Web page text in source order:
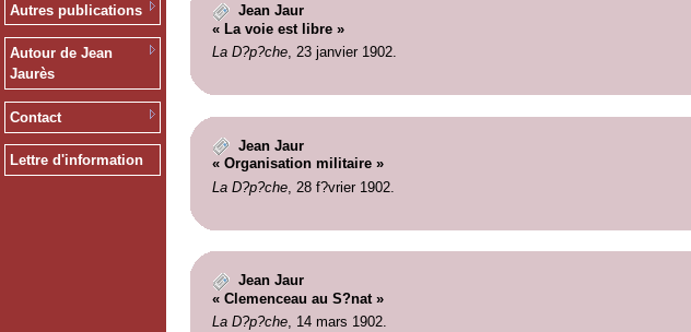
Autres publications
Autour de Jean
Jaurès
Contact
Lettre d'information
Jean Jaur
« La voie est libre »
La D?p?che, 23 janvier 1902.
Jean Jaur
« Organisation militaire »
La D?p?che, 28 f?vrier 1902.
Jean Jaur
« Clemenceau au S?nat »
La D?p?che, 14 mars 1902.